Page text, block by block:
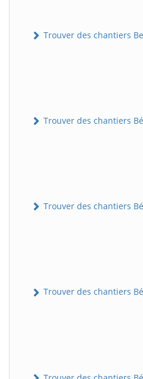
Trouver des chantiers
Trouver des chantiers
Trouver des chantiers
Trouver des chantiers